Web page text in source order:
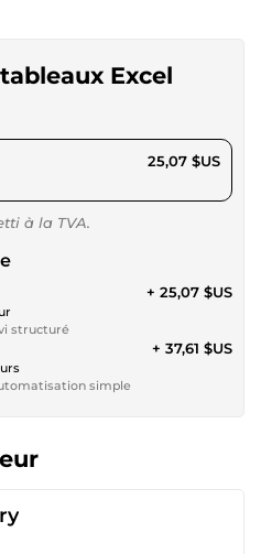
Excel
$US 25,07 $US
à la TVA.
structuré
+ 25,07 $US
simple
+ 37,61 $US